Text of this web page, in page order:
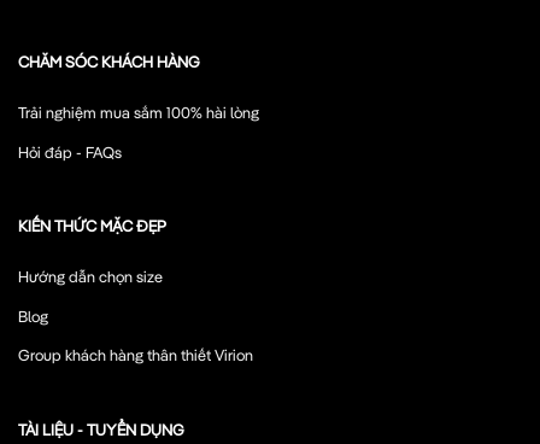
CHĂM SÓC KHÁCH HÀNG
Trải nghiệm mua sắm 100% hài lòng
Hỏi đáp - FAQs
KIẾN THỨC MẶC ĐẸP
Hướng dẫn chọn size
Blog
Group khách hàng thân thiết Virion
TÀI LIỆU - TUYỂN DỤNG